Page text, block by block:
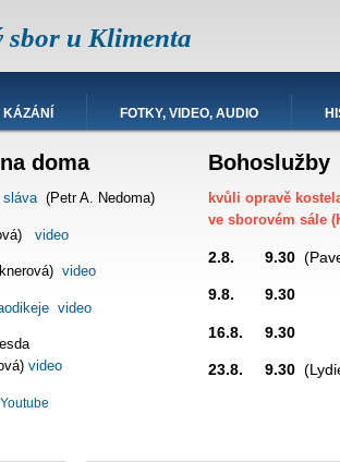
sbor u Klimenta
KÁZÁNÍ FOTKY, VIDEO, AUDIO
doma
sláva(Petr A. Nedoma)
video
video
video
Bethesda
video
Youtube
Bohoslužby
kvůli opravě
ve sborovém sále
2.8. 9.30
9.8. 9.30
16.8. 9.30
23.8. 9.30